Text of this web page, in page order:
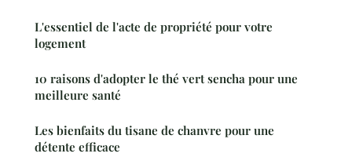
L'essentiel de l'acte de propriété pour votre
logement
10 raisons d'adopter le thé vert sencha pour une
meilleure santé
Les bienfaits du tisane de chanvre pour une
détente efficace